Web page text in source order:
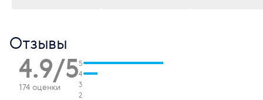
Отзывы
4.9/5
174 оценки
5
4
3
2